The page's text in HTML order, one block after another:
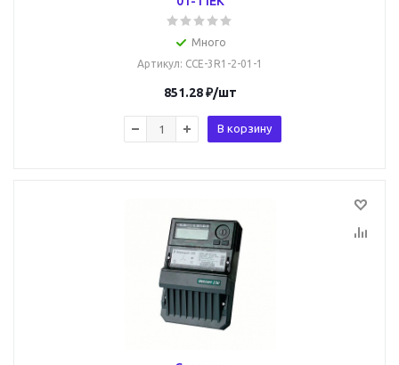
Много
Артикул: CCE-3R1-2-01-1
851.28₽/шт
В корзину